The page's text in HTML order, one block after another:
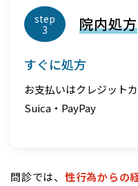
step
3
院内処方
すぐに処方
お支払いはクレジット
Suica・PayPay
問診では、 性行為からの